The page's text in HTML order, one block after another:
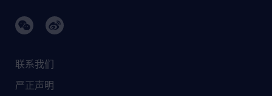
联系我们
严正声明